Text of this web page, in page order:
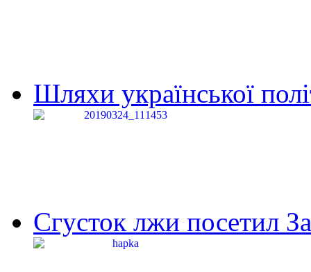
Шляхи української
Сгусток лжи посетил